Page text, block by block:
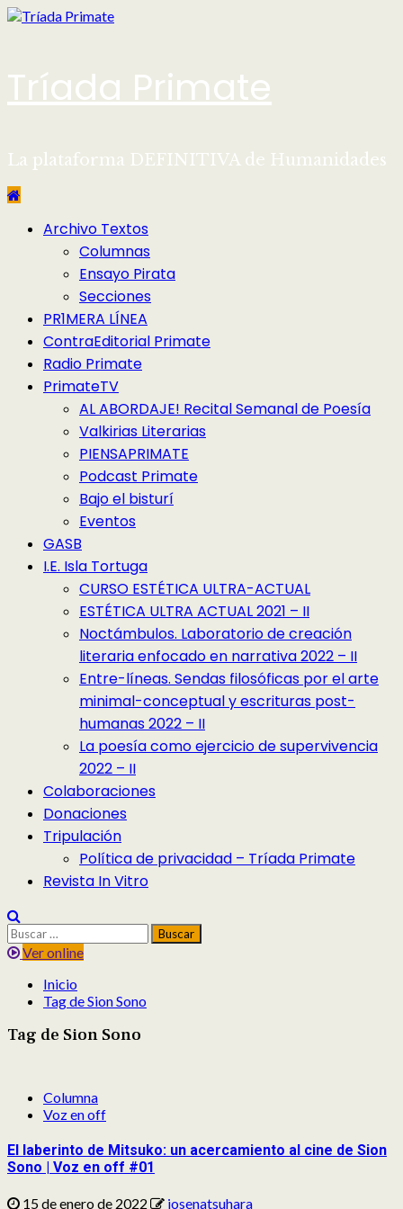
Saltar
Tríada Primate
La plataforma DEFINITIVA de Humanidades
Menú Archivo Textos
Columnas
Ensayo Pirata
Secciones
PR1MERA LÍNEA
ContraEditorial Primate
Radio Primate
PrimateTV
AL ABORDAJE! Recital Semanal de Poesía
Valkirias Literarias
PIENSAPRIMATE
Podcast Primate
Bajo el bisturí
Eventos
GASB
I.E. Isla Tortuga
CURSO ESTÉTICA ULTRA-ACTUAL
ESTÉTICA ULTRA ACTUAL 2021 – II
Noctámbulos. Laboratorio de creación
literaria enfocado en narrativa 2022 – II
Entre-líneas. Sendas filosóficas por el arte
minimal-conceptual y escrituras post-
humanas 2022 – II
La poesía como ejercicio de supervivencia
2022 – II
Colaboraciones
Donaciones
Tripulación
Política de privacidad – Tríada Primate
Revista In Vitro
Buscar:
Ver online
Inicio
Tag de Sion Sono
Tag de Sion Sono
Columna
Voz en off
El laberinto de Mitsuko: un acercamiento al cine de Sion
Sono | Voz en off #01
15 de enero de 2022 josenatsuhara